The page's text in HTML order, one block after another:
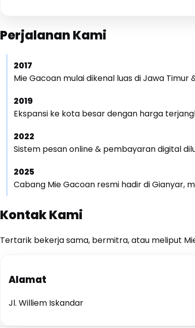
Perjalanan Kami
2017
Mie Gacoan mulai dikenal luas di Jawa Timur
2019
Ekspansi ke kota besar dengan harga
2022
Sistem pesan online & pembayaran digital
2025
Cabang Mie Gacoan resmi hadir di Gianyar,
Kontak Kami
Tertarik bekerja sama, bermitra, atau meliput
Alamat
Jl. Williem Iskandar
Server Error
403
You do not have permission to access